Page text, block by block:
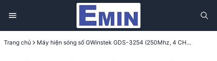
Trang chủ Máy hiện sóng số GWinstek GDS-3254 (250Mhz, 4 CH,5Gsa/s)